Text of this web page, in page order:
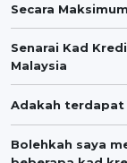
Secara Maksimum
Senarai Kad
Malaysia
Adakah terdapat
Bolehkah saya